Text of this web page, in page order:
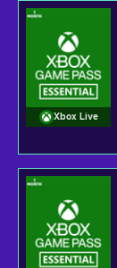
Xbox Live